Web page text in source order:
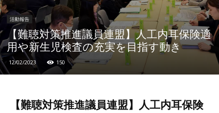
活動報告
【難聴対策推進議員連盟】人工内耳保険適
用や新生児検査の充実を目指す動き
12/02/2023 150
【難聴対策推進議員連盟】人工内耳保険